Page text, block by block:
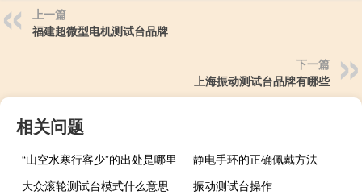
上一篇
福建超微型电机测试台品牌
下一篇
上海振动测试台品牌有哪些
相关问题
“山空水寒行客少”的出处是哪里
静电手环的正确佩戴方法
大众滚轮测试台模式什么意思
振动测试台操作